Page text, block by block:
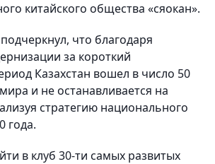
китайского общества «сяокан».
что благодаря
за короткий
Казахстан вошел в число 50
и не останавливается на
стратегию национального
года.
в клуб 30-ти самых развитых